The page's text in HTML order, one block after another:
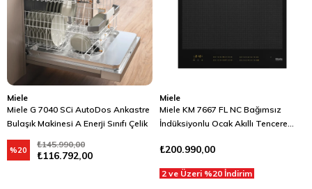
Miele
Miele G 7040 SCi AutoDos Ankastre
Bulaşık Makinesi A Enerji Sınıfı Çelik
₺116.792,00
₺145.990,00
%20
Miele
Miele KM 7667 FL NC Bağımsız
İndüksiyonlu Ocak Akıllı Tencere
₺200.990,00
2 ve Üzeri %20 İndirim